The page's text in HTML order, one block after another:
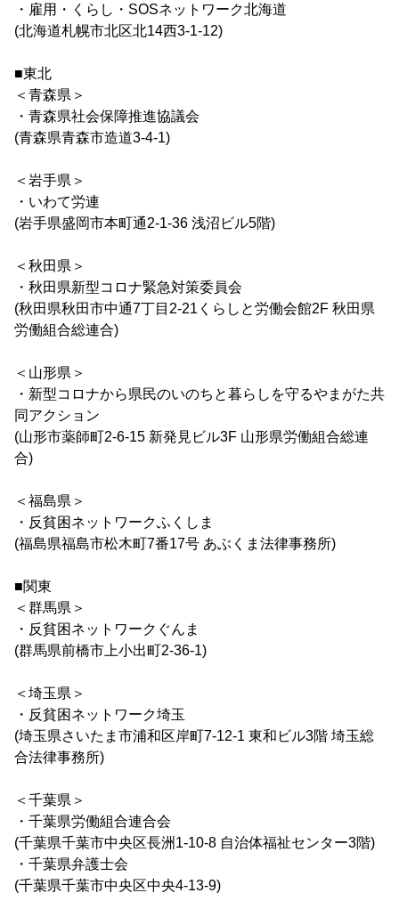
・雇用・くらし・SOSネットワーク北海道
(北海道札幌市北区北14西3-1-12)
■東北
＜青森県＞
・青森県社会保障推進協議会
(青森県青森市造道3-4-1)
＜岩手県＞
・いわて労連
(岩手県盛岡市本町通2-1-36 浅沼ビル5階)
＜秋田県＞
・秋田県新型コロナ緊急対策委員会
(秋田県秋田市中通7丁目2-21くらしと労働会館2F 秋田県
労働組合総連合)
＜山形県＞
・新型コロナから県民のいのちと暮らしを守るやまがた共
同アクション
(山形市薬師町2-6-15 新発見ビル3F 山形県労働組合総連
合)
＜福島県＞
・反貧困ネットワークふくしま
(福島県福島市松木町7番17号 あぶくま法律事務所)
■関東
＜群馬県＞
・反貧困ネットワークぐんま
(群馬県前橋市上小出町2-36-1)
＜埼玉県＞
・反貧困ネットワーク埼玉
(埼玉県さいたま市浦和区岸町7-12-1 東和ビル3階 埼玉総
合法律事務所)
＜千葉県＞
・千葉県労働組合連合会
(千葉県千葉市中央区長洲1-10-8 自治体福祉センター3階)
・千葉県弁護士会
(千葉県千葉市中央区中央4-13-9)